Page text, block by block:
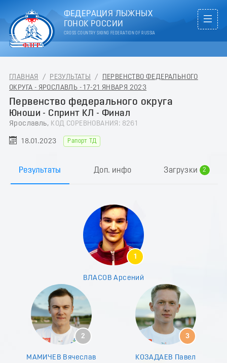
ФЕДЕРАЦИЯ ЛЫЖНЫХ
ГОНОК РОССИИ
CROSS COUNTRY SKIING FEDERATION OF RUSSIA
ГЛАВНАЯ / РЕЗУЛЬТАТЫ /
ПЕРВЕНСТВО ФЕДЕРАЛЬНОГО
ОКРУГА - ЯРОСЛАВЛЬ - 17-21 ЯНВАРЯ 2023
Первенство федерального округа
Юноши - Спринт КЛ - Финал
Ярославль, КОД СОРЕВНОВАНИЯ: 8261
18.01.2023 Рапорт ТД
Результаты Доп. инфо Загрузки
2
1
ВЛАСОВ Арсений
2
МАМИЧЕВ Вячеслав
3
КОЗАДАЕВ Павел